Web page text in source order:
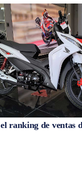
ranking de ventas